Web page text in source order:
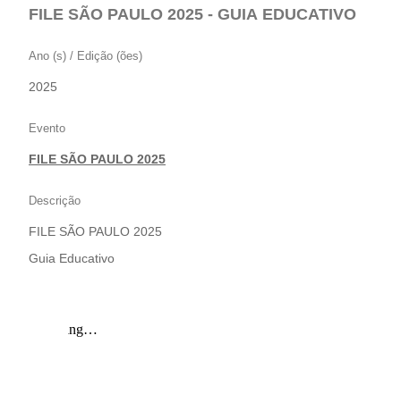
SÃO
2025
–
EDUCATIVO
FILE SÃO PAULO 2025 - GUIA EDUCATIVO
Ano (s) / Edição (ões)
2025
Evento
FILE SÃO PAULO 2025
Descrição
FILE SÃO PAULO 2025
Guia Educativo